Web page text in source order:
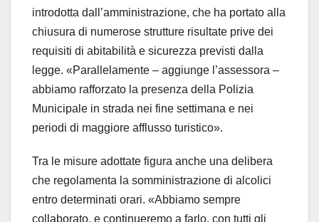
introdotta dall’amministrazione, che ha portato alla
chiusura di numerose strutture risultate prive dei
requisiti di abitabilità e sicurezza previsti dalla
legge. «Parallelamente – aggiunge l’assessora –
abbiamo rafforzato la presenza della Polizia
Municipale in strada nei fine settimana e nei
periodi di maggiore afflusso turistico».
Tra le misure adottate figura anche una delibera
che regolamenta la somministrazione di alcolici
entro determinati orari. «Abbiamo sempre
collaborato, e continueremo a farlo, con tutti gli